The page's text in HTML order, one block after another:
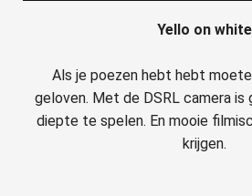
Yello on white
Als je poezen hebt hebt
geloven. Met de DSRL camera
diepte te spelen. En mooie
krijgen.